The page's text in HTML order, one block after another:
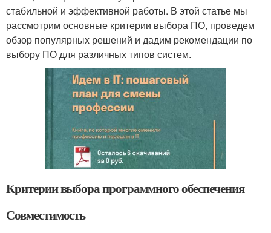
стабильной и эффективной работы. В этой статье мы
рассмотрим основные критерии выбора ПО, проведем
обзор популярных решений и дадим рекомендации по
выбору ПО для различных типов систем.
Критерии выбора программного обеспечения
Совместимость